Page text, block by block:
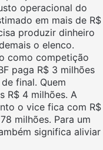
operacional do
em mais de R$
produzir dinheiro
o elenco.
como competição
paga R$ 3 milhões
final. Quem
R$ 4 milhões. A
o vice fica com R$
milhões. Para um
significa aliviar